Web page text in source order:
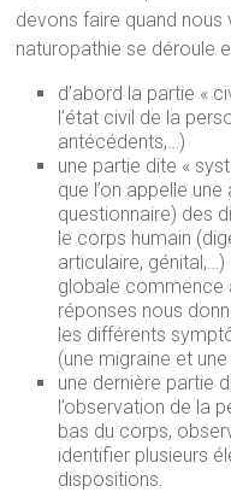
devons faire quand nous
naturopathie se déroule
d’abord la partie «
l’état civil de la
antécédents,…)
une partie dite «
que l’on appelle
questionnaire) des
le corps humain
articulaire,
globale commence
réponses nous
les différents
(une migraine et
une dernière partie
l’observation de la
bas du corps,
identifier plusieurs
dispositions.